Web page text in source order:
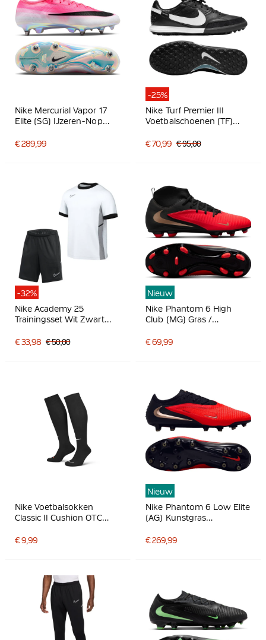
Nike Mercurial Vapor 17
Elite (SG) IJzeren-Nop
Wit Zwart
€ 289,99
-25%
Nike Turf Premier III
Voetbalschoenen (TF)
€ 70,99 € 95,00
-32%
Nike Academy 25
Trainingsset Wit Zwart
€ 33,98 € 50,00
Nieuw
Nike Phantom 6 High
Club (MG) Gras /
Voetbalschoenen Zwart
€ 69,99
Nike Voetbalsokken
Classic II Cushion OTC
€ 9,99
Nieuw
Nike Phantom 6 Low Elite
(AG) Kunstgras
Felrood Goud
€ 269,99